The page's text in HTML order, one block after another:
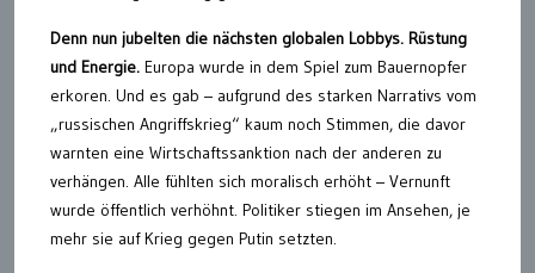
Denn nun jubelten die nächsten globalen Lobbys. Rüstung
und Energie. Europa wurde in dem Spiel zum Bauernopfer
erkoren. Und es gab – aufgrund des starken Narrativs vom
„russischen Angriffskrieg“ kaum noch Stimmen, die davor
warnten eine Wirtschaftssanktion nach der anderen zu
verhängen. Alle fühlten sich moralisch erhöht – Vernunft
wurde öffentlich verhöhnt. Politiker stiegen im Ansehen, je
mehr sie auf Krieg gegen Putin setzten.